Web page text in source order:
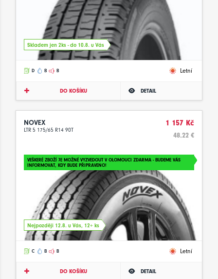
Skladem jen 2ks - do 10.8. u Vás
D B B Letní
DO KOŠÍKU DETAIL
NOVEX
LTR 5 175/65 R14 90T
1 157 Kč
48.22 €
VEŠKERÉ ZBOŽÍ JE MOŽNÉ VYZVEDOUT V OLOMOUCI ZDARMA - BUDEME VÁS
INFORMOVAT, KDY BUDE PŘIPRAVENO!
Nejpozději 12.8. u Vás, 12+ ks
C B B Letní
DO KOŠÍKU DETAIL